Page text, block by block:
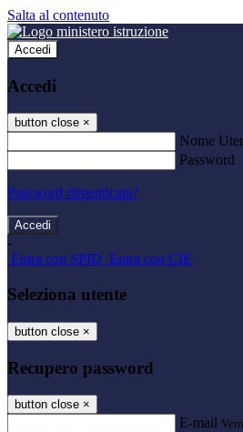
Salta al contenuto
Accedi
Accedi
button close ×
Nome
Password
Password dimenticata?
-
Entra con SPID Entra con CIE
Seleziona utente
button close ×
Recupero password
button close ×
E-mail